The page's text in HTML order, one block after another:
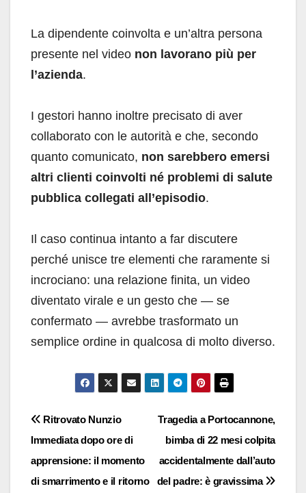
La dipendente coinvolta e un’altra persona
presente nel video non lavorano più per
l’azienda.
I gestori hanno inoltre precisato di aver
collaborato con le autorità e che, secondo
quanto comunicato, non sarebbero emersi
altri clienti coinvolti né problemi di salute
pubblica collegati all’episodio.
Il caso continua intanto a far discutere
perché unisce tre elementi che raramente si
incrociano: una relazione finita, un video
diventato virale e un gesto che — se
confermato — avrebbe trasformato un
semplice ordine in qualcosa di molto diverso.
Navigazione
articoli
Tragedia a Portocannone,
bimba di 22 mesi colpita
accidentalmente dall’auto
del padre: è gravissima
Ritrovato Nunzio
Immediata dopo ore di
apprensione: il momento
di smarrimento e il ritorno